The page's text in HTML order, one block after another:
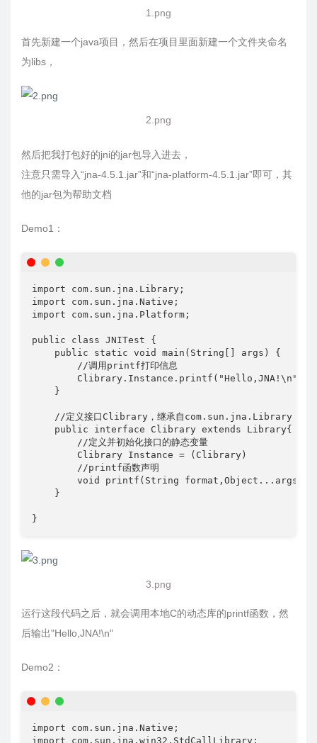
1.png
首先新建一个java项目，然后在项目里面新建一个文件夹命名
为libs，
2.png
然后把我打包好的jni的jar包导入进去，
注意只需导入“jna-4.5.1.jar”和“jna-platform-4.5.1.jar”即可，其
他的jar包为帮助文档
Demo1：
import com.sun.jna.Library;
import com.sun.jna.Native;
import com.sun.jna.Platform;
public class JNITest {
    public static void main(String[] args) {
        //调用printf打印信息
        Clibrary.Instance.printf("Hello,JNA!\n");
    }
    //定义接口Clibrary，继承自com.sun.jna.Library
    public interface Clibrary extends Library{
        //定义并初始化接口的静态变量
Clibrary Instance = (Clibrary)
        //printf函数声明
void printf(String
    }
3.png
运行这段代码之后，就会调用本地C的动态库的printf函数，然
后输出"Hello,JNA!\n"
Demo2：
import com.sun.jna.Native;
import com.sun.jna.win32.StdCallLibrary;